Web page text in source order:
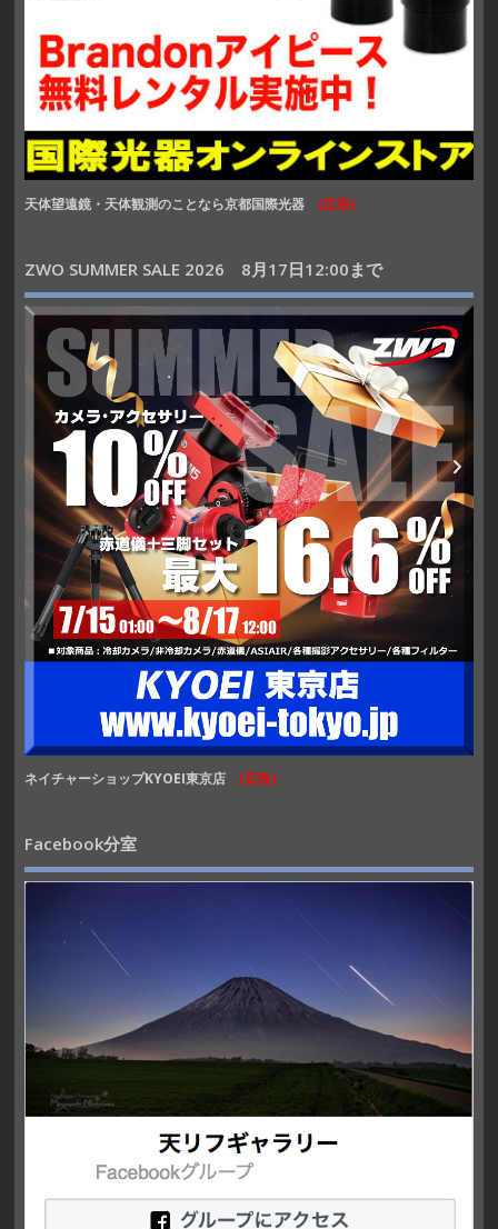
天体望遠鏡・天体観測のことなら京都国際光器 (広告)
ZWO SUMMER SALE 2026 8月17日12:00まで
ネイチャーショップKYOEI東京店 (広告)
Facebook分室